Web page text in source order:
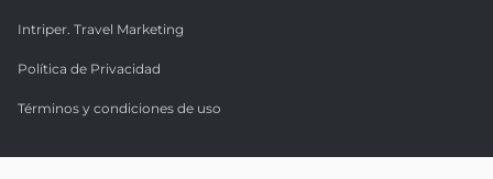
Intriper. Travel Marketing
Política de Privacidad
Términos y condiciones de uso